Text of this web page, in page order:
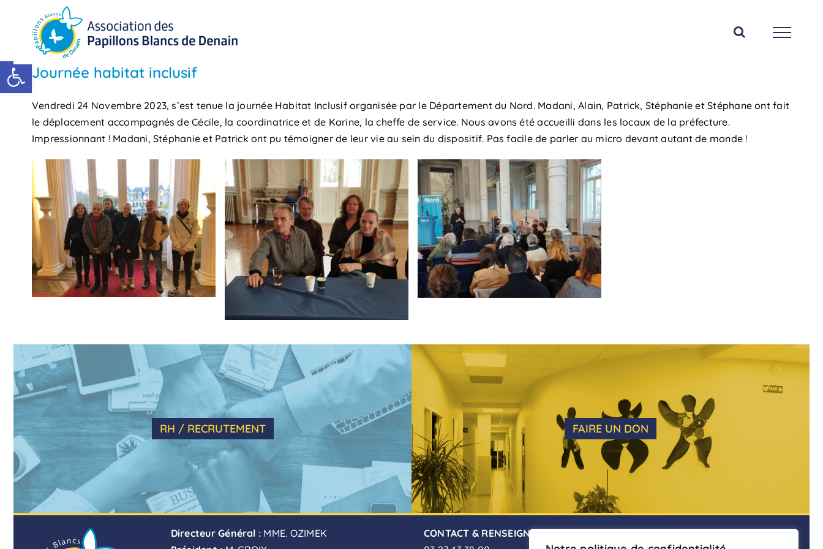
Ouvrir la barre d’outils
contenu
Journée habitat inclusif
Vendredi 24 Novembre 2023, s’est tenue la journée Habitat Inclusif organisée par le Département du Nord. Madani, Alain, Patrick, Stéphanie et Stéphane ont fait
le déplacement accompagnés de Cécile, la coordinatrice et de Karine, la cheffe de service. Nous avons été accueilli dans les locaux de la préfecture.
Impressionnant ! Madani, Stéphanie et Patrick ont pu témoigner de leur vie au sein du dispositif. Pas facile de parler au micro devant autant de monde !
RH / RECRUTEMENT FAIRE UN DON
Directeur Général : MME. OZIMEK
CONTACT & RENSEIGNEMENTS